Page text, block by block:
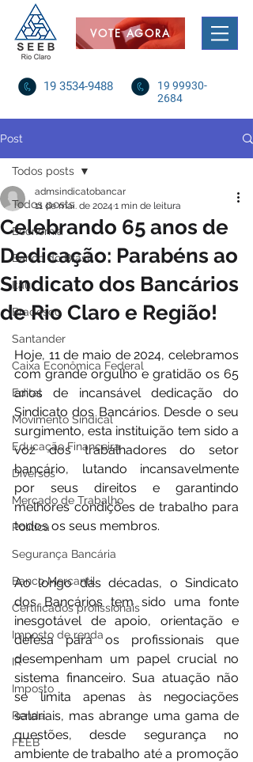
VOTE AGORA
19 3534-9488
19 99930-
2684
Post
Todos posts
Economia
Banco do Brasil
Itaú
Bradesco
Santander
Caixa Econômica Federal
Edital
Movimento Sindical
Educação Financeira
Diversos
Mercado de Trabalho
Política
Segurança Bancária
Banco Mercantil
Certificados profissionais
Imposto de renda
IR
Imposto
Renda
FEEB
Todos posts
Celebrando 65 anos de
Dedicação: Parabéns ao
Sindicato dos Bancários
de Rio Claro e Região!
admsindicatobancar
11 de mai. de 2024 1 min de leitura
Hoje, 11 de maio de 2024, celebramos
com grande orgulho e gratidão os 65
anos de incansável dedicação do
Sindicato dos Bancários. Desde o seu
surgimento, esta instituição tem sido a
voz dos trabalhadores do setor
bancário, lutando incansavelmente
por seus direitos e garantindo
melhores condições de trabalho para
todos os seus membros.
Ao longo das décadas, o Sindicato
dos Bancários tem sido uma fonte
inesgotável de apoio, orientação e
defesa para os profissionais que
desempenham um papel crucial no
sistema financeiro. Sua atuação não
se limita apenas às negociações
salariais, mas abrange uma gama de
questões, desde segurança no
ambiente de trabalho até a promoção